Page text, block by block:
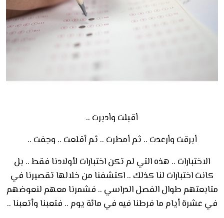
أقبلت وأدبرت ..
أبرقت وأرعدت .. ثم أمطرت .. ثم أقلعت .. وجفت ..
الاختبارات .. هذه التي لم تكن اختبارات لأولادنا فقط .. بل
كانت اختبارات لنا كذلك .. اكتشفنا من خلالها تقصيرنا في
متابعتهم طوال الفصل الدراسي .. فشمرنا معهم لنعوضهم
في عشرة أيام ما فرطنا فيه في مائة يوم .. فتعبنا وأتعبنا ..